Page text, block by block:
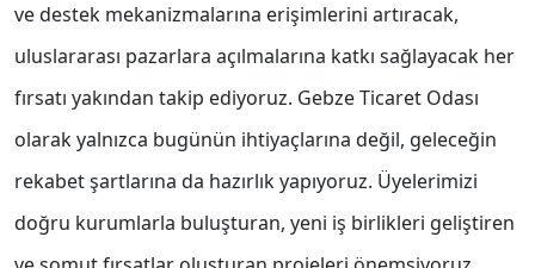
ve destek mekanizmalarına erişimlerini artıracak,
uluslararası pazarlara açılmalarına katkı sağlayacak her
fırsatı yakından takip ediyoruz. Gebze Ticaret Odası
olarak yalnızca bugünün ihtiyaçlarına değil, geleceğin
rekabet şartlarına da hazırlık yapıyoruz. Üyelerimizi
doğru kurumlarla buluşturan, yeni iş birlikleri geliştiren